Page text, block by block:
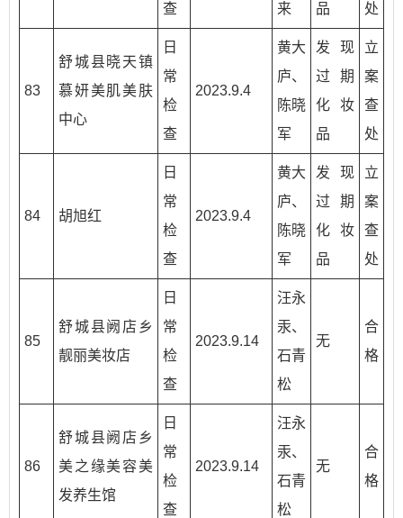
查
来
品
处
83
舒城县晓天镇
慕妍美肌美肤
中心
日
常
检
查
2023.9.4
黄大
庐、
陈晓
军
发现
过期
化妆
品
立
案
查
处
84 胡旭红
日
常
检
查
2023.9.4
黄大
庐、
陈晓
军
发现
过期
化妆
品
立
案
查
处
85
舒城县阙店乡
靓丽美妆店
日
常
检
查
2023.9.14
汪永
汞、
石青
松
无
合
格
86
舒城县阙店乡
美之缘美容美
发养生馆
日
常
检
查
2023.9.14
汪永
汞、
石青
松
无
合
格